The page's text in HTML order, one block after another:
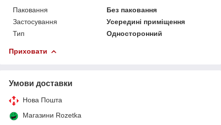
Паковання
Без паковання
Застосування
Усередині приміщення
Тип
Односторонний
Приховати
Умови доставки
Нова Пошта
Магазини Rozetka